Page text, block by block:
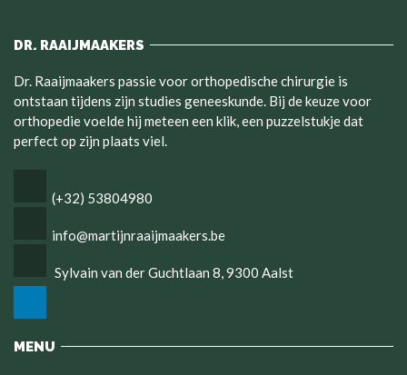
DR. RAAIJMAAKERS
Dr. Raaijmaakers passie voor orthopedische chirurgie is
ontstaan tijdens zijn studies geneeskunde. Bij de keuze voor
orthopedie voelde hij meteen een klik, een puzzelstukje dat
perfect op zijn plaats viel.
(+32) 53804980
info@martijnraaijmaakers.be
Sylvain van der Guchtlaan 8, 9300 Aalst
MENU